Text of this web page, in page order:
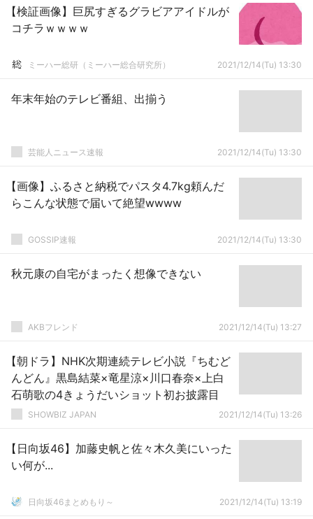
【検証画像】巨尻すぎるグラビアアイドルが
コチラｗｗｗｗ
ミーハー総研（ミーハー総合研究所） 2021/12/14(Tu) 13:30
年末年始のテレビ番組、出揃う
芸能人ニュース速報 2021/12/14(Tu) 13:30
【画像】ふるさと納税でパスタ4.7kg頼んだ
らこんな状態で届いて絶望wwww
GOSSIP速報 2021/12/14(Tu) 13:30
秋元康の自宅がまったく想像できない
AKBフレンド 2021/12/14(Tu) 13:27
【朝ドラ】NHK次期連続テレビ小説『ちむど
んどん』黒島結菜×竜星涼×川口春奈×上白
石萌歌の4きょうだいショット初お披露目
SHOWBIZ JAPAN 2021/12/14(Tu) 13:26
【日向坂46】加藤史帆と佐々木久美にいった
い何が...
日向坂46まとめもり～ 2021/12/14(Tu) 13:19